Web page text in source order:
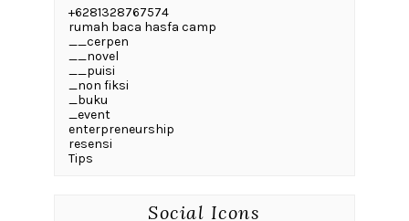
+6281328767574
rumah baca hasfa camp
__cerpen
__novel
__puisi
_non fiksi
_buku
_event
enterpreneurship
resensi
Tips
Social Icons